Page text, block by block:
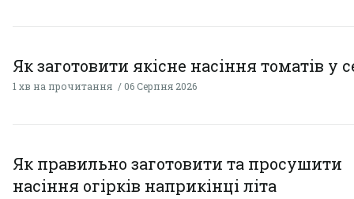
Як заготовити якісне насіння томатів у
1 хв на прочитання 06 Серпня 2026
Як правильно заготовити та просушити
насіння огірків наприкінці літа